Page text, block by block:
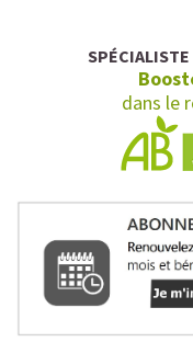
Cacao pur, café
une boisson
Une vraie caresse
pour ne jamais peser.
Pour les accros
journées avec goût
Mocha
🍵 MATCHA LATTE
SPÉCIALISTE
dans le